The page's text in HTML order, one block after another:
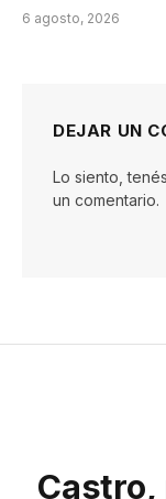
6 agosto, 2026
DEJAR UN
Lo siento,
un comentario.
Castro,